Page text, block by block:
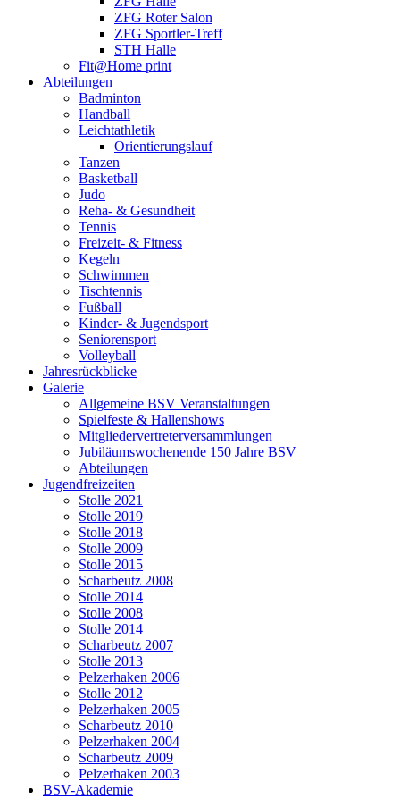
ZFG Roter Salon
ZFG Sportler-Treff
STH Halle
Fit@Home print
Abteilungen
Badminton
Handball
Leichtathletik
Orientierungslauf
Tanzen
Basketball
Judo
Reha- & Gesundheit
Tennis
Freizeit- & Fitness
Kegeln
Schwimmen
Tischtennis
Fußball
Kinder- & Jugendsport
Seniorensport
Volleyball
Jahresrückblicke
Galerie
Allgemeine BSV Veranstaltungen
Spielfeste & Hallenshows
Mitgliedervertreterversammlungen
Jubiläumswochenende 150 Jahre BSV
Abteilungen
Jugendfreizeiten
Stolle 2021
Stolle 2019
Stolle 2018
Stolle 2009
Stolle 2015
Scharbeutz 2008
Stolle 2014
Stolle 2008
Stolle 2014
Scharbeutz 2007
Stolle 2013
Pelzerhaken 2006
Stolle 2012
Pelzerhaken 2005
Scharbeutz 2010
Pelzerhaken 2004
Scharbeutz 2009
Pelzerhaken 2003
BSV-Akademie